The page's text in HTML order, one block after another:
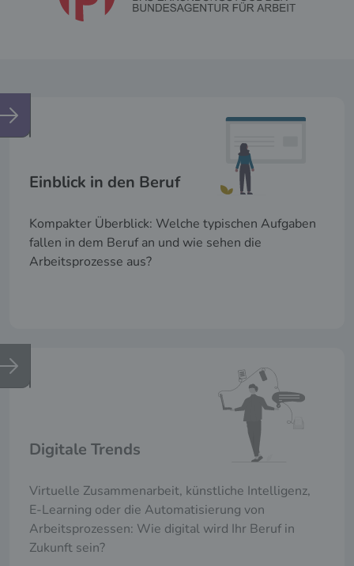
Einblick in den Beruf
Kompakter Überblick: Welche typischen Aufgaben
fallen in dem Beruf an und wie sehen die
Arbeitsprozesse aus?
Digitale Trends
Virtuelle Zusammenarbeit, künstliche Intelligenz,
E-Learning oder die Automatisierung von
Arbeitsprozessen: Wie digital wird Ihr Beruf in
Zukunft sein?